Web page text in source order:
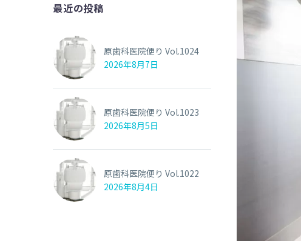
最近の投稿
原歯科医院便り Vol.1024
2026年8月7日
原歯科医院便り Vol.1023
2026年8月5日
原歯科医院便り Vol.1022
2026年8月4日